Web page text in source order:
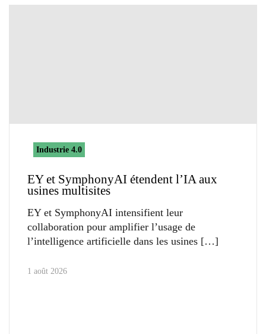
Industrie 4.0
EY et SymphonyAI étendent l’IA aux
usines multisites
EY et SymphonyAI intensifient leur
collaboration pour amplifier l’usage de
l’intelligence artificielle dans les usines
1 août 2026